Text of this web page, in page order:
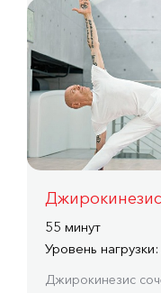
Джирокинезис
55 минут
Уровень
Джирокинезис